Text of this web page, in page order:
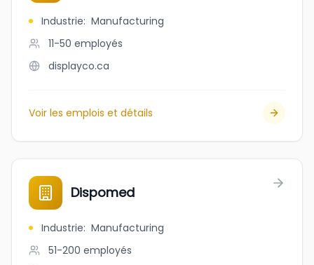
Industrie: Manufacturing
11-50 employés
displayco.ca
Voir les emplois et détails
Dispomed
Industrie: Manufacturing
51-200 employés